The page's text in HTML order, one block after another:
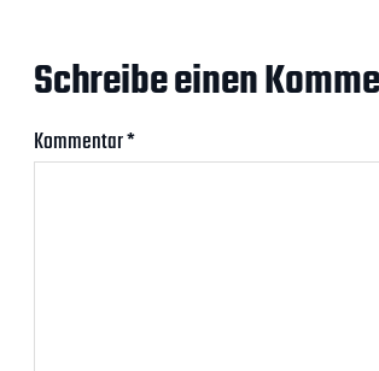
Schreibe einen
Kommentar*